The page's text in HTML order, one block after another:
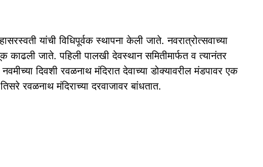
यांची विधिपूर्वक स्थापना केली जाते. नवरात्रोत्सवाच्या
काढली जाते. पहिली पालखी देवस्थान समितीमार्फत व त्यानंतर
दिवशी रवळनाथ मंदिरात देवाच्या डोक्यावरील मंडपावर एक
रवळनाथ मंदिराच्या दरवाजावर बांधतात.